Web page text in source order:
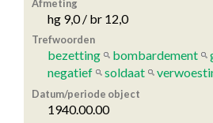
Afmeting
hg 9,0 / br 12,0
Trefwoorden
bezetting bombardement
negatief
soldaat
Datum/periode object
1940.00.00